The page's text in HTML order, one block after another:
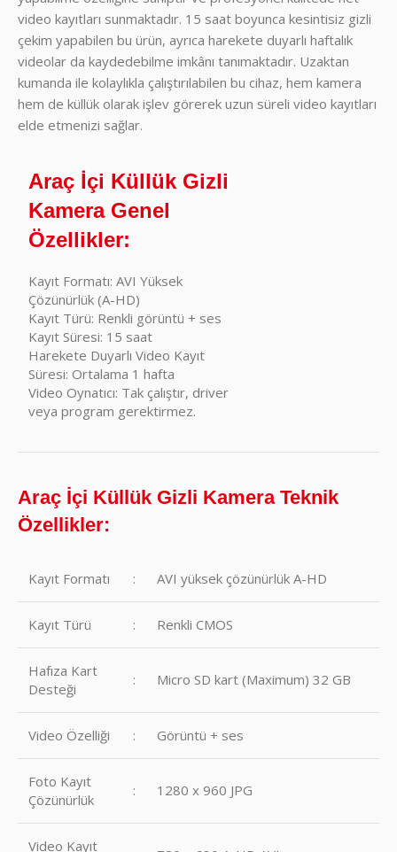
video kayıtları sunmaktadır. 15 saat boyunca kesintisiz gizli
çekim yapabilen bu ürün, ayrıca harekete duyarlı haftalık
videolar da kaydedebilme imkânı tanımaktadır. Uzaktan
kumanda ile kolaylıkla çalıştırılabilen bu cihaz, hem kamera
hem de küllük olarak işlev görerek uzun süreli video kayıtları
elde etmenizi sağlar.
Araç İçi Küllük Gizli
Kamera Genel
Özellikler:
Kayıt Formatı: AVI Yüksek
Çözünürlük (A-HD)
Kayıt Türü: Renkli görüntü + ses
Kayıt Süresi: 15 saat
Harekete Duyarlı Video Kayıt
Süresi: Ortalama 1 hafta
Video Oynatıcı: Tak çalıştır, driver
veya program gerektirmez.
Araç İçi Küllük Gizli Kamera Teknik
Özellikler:
Kayıt Formatı : AVI yüksek çözünürlük A-HD
Kayıt Türü : Renkli CMOS
Hafıza Kart
Desteği
: Micro SD kart (Maximum) 32 GB
Video Özelliği : Görüntü + ses
Foto Kayıt
Çözünürlük
: 1280 x 960 JPG
Video Kayıt